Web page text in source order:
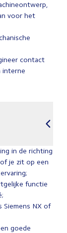
voor het
contact
interne
in de richting
je zit op een
functie
Siemens NX of
goede